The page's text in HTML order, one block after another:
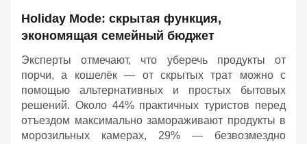
Holiday Mode: скрытая функция,
экономящая семейный бюджет
Эксперты отмечают, что уберечь продукты от
порчи, а кошелёк — от скрытых трат можно с
помощью альтернативных и простых бытовых
решений. Около 44% практичных туристов перед
отъездом максимально замораживают продукты в
морозильных камерах, 29% — безвозмездно